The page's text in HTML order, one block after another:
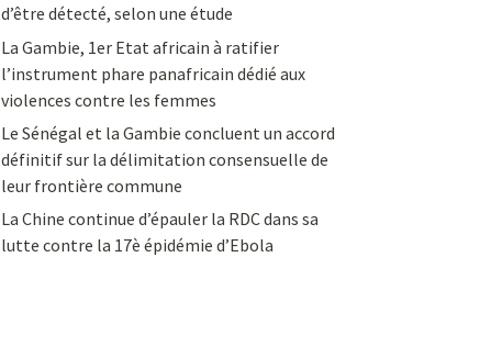
d’être détecté, selon une étude
La Gambie, 1er Etat africain à ratifier
l’instrument phare panafricain dédié aux
violences contre les femmes
Le Sénégal et la Gambie concluent un accord
définitif sur la délimitation consensuelle de
leur frontière commune
La Chine continue d’épauler la RDC dans sa
lutte contre la 17è épidémie d’Ebola